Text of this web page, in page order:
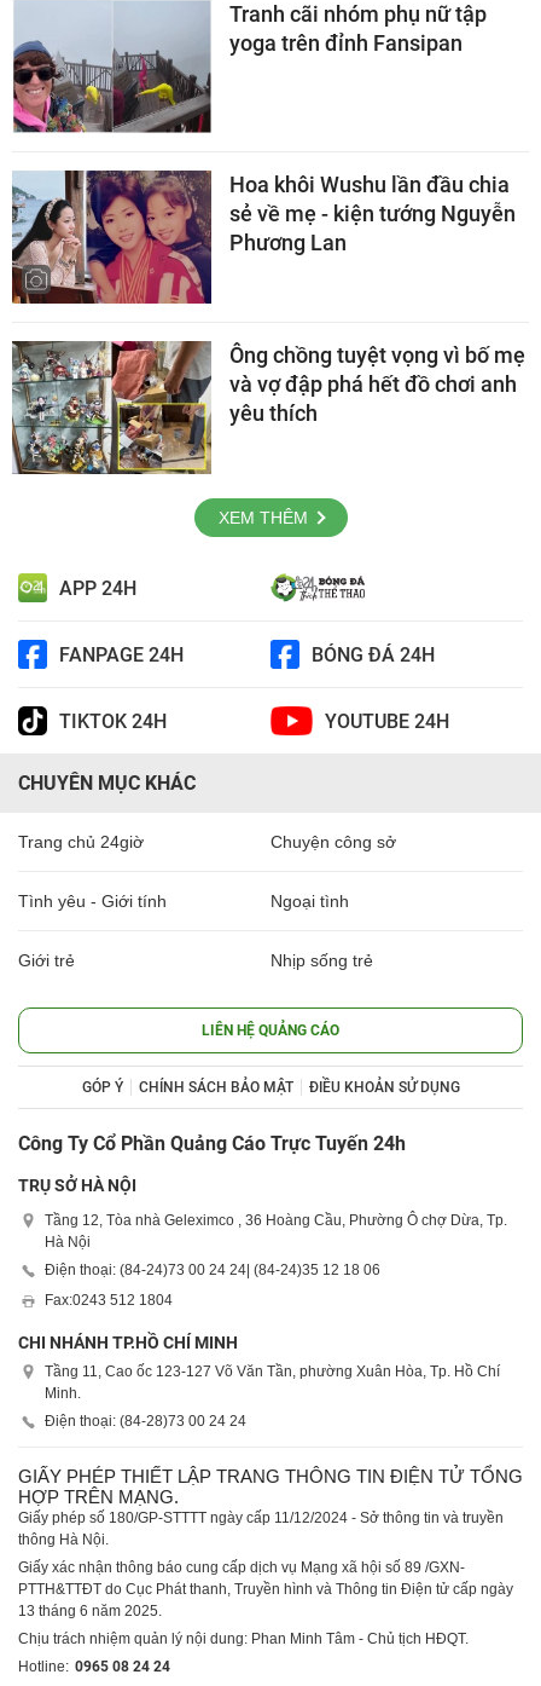
Tranh cãi nhóm phụ nữ tập
yoga trên đỉnh Fansipan
Hoa khôi Wushu lần đầu chia
sẻ về mẹ - kiện tướng Nguyễn
Phương Lan
Ông chồng tuyệt vọng vì bố mẹ
và vợ đập phá hết đồ chơi anh
yêu thích
XEM THÊM
APP 24H
FANPAGE 24H BÓNG ĐÁ 24H
TIKTOK 24H YOUTUBE 24H
CHUYÊN MỤC KHÁC
Trang chủ 24giờ Chuyện công sở
Tình yêu - Giới tính Ngoại tình
Giới trẻ Nhịp sống trẻ
LIÊN HỆ QUẢNG CÁO
GÓP Ý CHÍNH SÁCH BẢO MẬT ĐIỀU KHOẢN SỬ DỤNG
Công Ty Cổ Phần Quảng Cáo Trực Tuyến 24h
TRỤ SỞ HÀ NỘI
Tầng 12, Tòa nhà Geleximco , 36 Hoàng Cầu, Phường Ô chợ Dừa, Tp.
Hà Nội
Điện thoại: (84-24)73 00 24 24 | (84-24)35 12 18 06
Fax:0243 512 1804
CHI NHÁNH TP.HỒ CHÍ MINH
Tầng 11, Cao ốc 123-127 Võ Văn Tần, phường Xuân Hòa, Tp. Hồ Chí
Minh.
Điện thoại: (84-28)73 00 24 24
GIẤY PHÉP THIẾT LẬP TRANG THÔNG TIN ĐIỆN TỬ TỔNG
HỢP TRÊN MẠNG.
Giấy phép số 180/GP-STTTT ngày cấp 11/12/2024 - Sở thông tin và truyền
thông Hà Nội.
Giấy xác nhận thông báo cung cấp dịch vụ Mạng xã hội số 89 /GXN-
PTTH&TTĐT do Cục Phát thanh, Truyền hình và Thông tin Điện tử cấp ngày
13 tháng 6 năm 2025.
Chịu trách nhiệm quản lý nội dung: Phan Minh Tâm - Chủ tịch HĐQT.
Hotline: 0965 08 24 24